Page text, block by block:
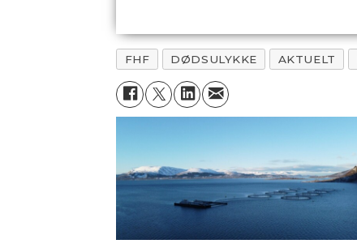
FHF DØDSULYKKE AKTUELT